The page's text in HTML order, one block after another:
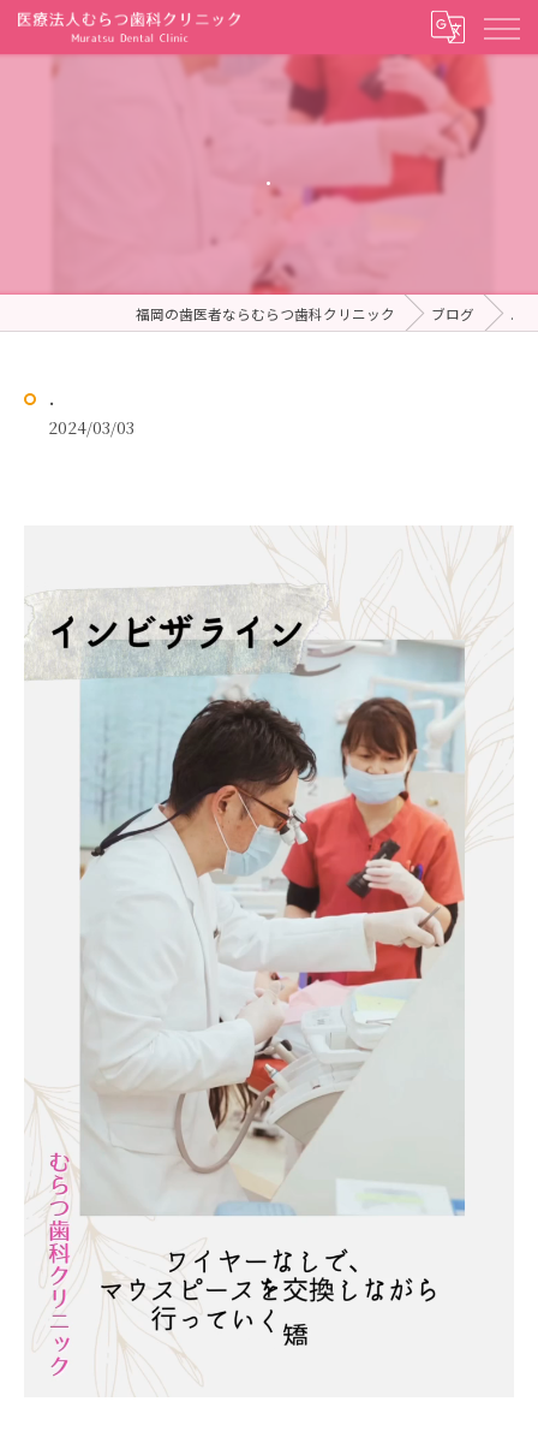
.
福岡の歯医者ならむらつ歯科クリニック ブログ .
.
2024/03/03